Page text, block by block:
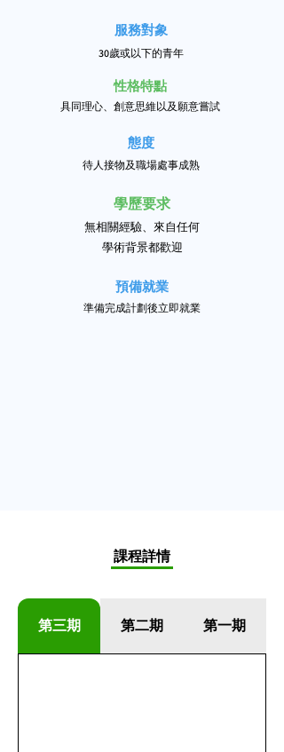
服務對象
30歲​或以下的青年
性格特點
具同理心、創意思維以及願意嘗試
態度
待人接物及職場處事成熟
學歷要求
無相關經驗、來自任何
學術背景都歡迎
預備就業
準備完成計劃後立即就業
​課程詳情
​第三期 ​第二期 第一期